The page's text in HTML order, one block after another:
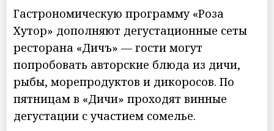
Гастрономическую программу «Роза
Хутор» дополняют дегустационные сеты
ресторана «Дичъ» — гости могут
попробовать авторские блюда из дичи,
рыбы, морепродуктов и дикоросов. По
пятницам в «Дичи» проходят винные
дегустации с участием сомелье.